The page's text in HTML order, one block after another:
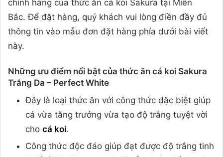
chính hãng của thức ăn cá koi Sakura tại Miền
Bắc. Để đặt hàng, quý khách vui lòng điền đầy đủ
thông tin vào mẫu đơn đặt hàng phía dưới bài viết
này.
Những ưu điểm nổi bật của thức ăn cá koi Sakura
Trắng Da – Perfect White
Đây là loại thức ăn với công thức đặc biệt giúp
cá vừa tăng trưởng vừa tạo độ trắng tuyệt vời
cho cá koi.
Công thức độc đáo giúp đạt được độ trắng tinh